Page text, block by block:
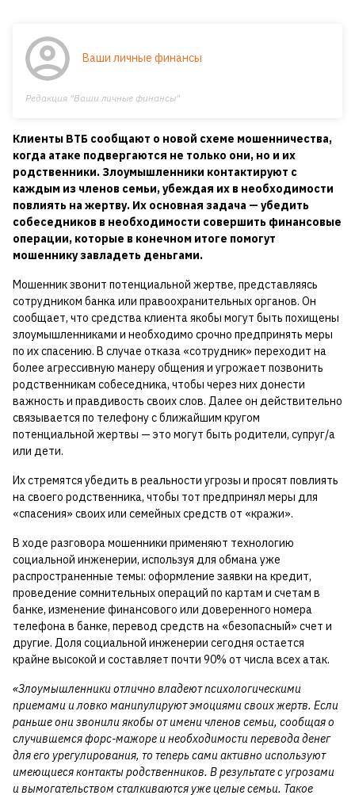
Ваши личные финансы
Редакция "Ваши личные финансы"
Клиенты ВТБ сообщают о новой схеме мошенничества,
когда атаке подвергаются не только они, но и их
родственники. Злоумышленники контактируют с
каждым из членов семьи, убеждая их в необходимости
повлиять на жертву. Их основная задача — убедить
собеседников в необходимости совершить финансовые
операции, которые в конечном итоге помогут
мошеннику завладеть деньгами.
Мошенник звонит потенциальной жертве, представляясь
сотрудником банка или правоохранительных органов. Он
сообщает, что средства клиента якобы могут быть похищены
злоумышленниками и необходимо срочно предпринять меры
по их спасению. В случае отказа «сотрудник» переходит на
более агрессивную манеру общения и угрожает позвонить
родственникам собеседника, чтобы через них донести
важность и правдивость своих слов. Далее он действительно
связывается по телефону с ближайшим кругом
потенциальной жертвы — это могут быть родители, супруг/а
или дети.
Их стремятся убедить в реальности угрозы и просят повлиять
на своего родственника, чтобы тот предпринял меры для
«спасения» своих или семейных средств от «кражи».
В ходе разговора мошенники применяют технологию
социальной инженерии, используя для обмана уже
распространенные темы: оформление заявки на кредит,
проведение сомнительных операций по картам и счетам в
банке, изменение финансового или доверенного номера
телефона в банке, перевод средств на «безопасный» счет и
другие. Доля социальной инженерии сегодня остается
крайне высокой и составляет почти 90% от числа всех атак.
«Злоумышленники отлично владеют психологическими
приемами и ловко манипулируют эмоциями своих жертв. Если
раньше они звонили якобы от имени членов семьи, сообщая о
случившемся форс-мажоре и необходимости перевода денег
для его урегулирования, то теперь сами активно используют
имеющиеся контакты родственников. В результате с угрозами
и вымогательством сталкиваются уже целые семьи. Такое